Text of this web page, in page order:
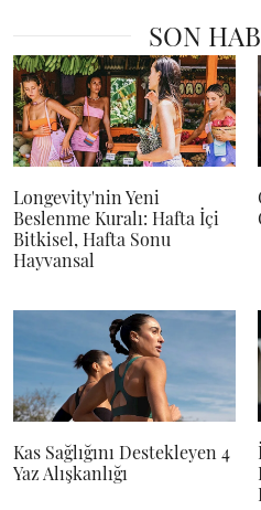
SON
Longevity'nin Yeni
Beslenme Kuralı: Hafta İçi
Bitkisel, Hafta Sonu
Hayvansal
Kas Sağlığını Destekleyen 4
Yaz Alışkanlığı